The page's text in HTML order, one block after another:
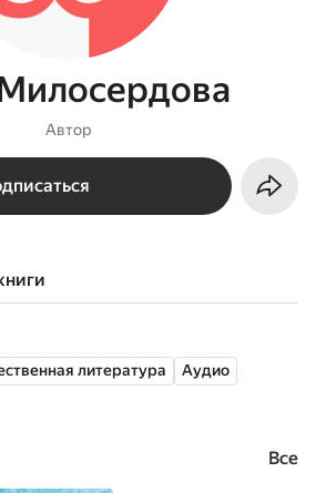
Автор
литература Аудио
Все